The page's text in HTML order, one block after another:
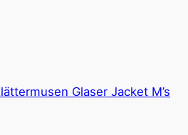
Glaser Jacket M’s